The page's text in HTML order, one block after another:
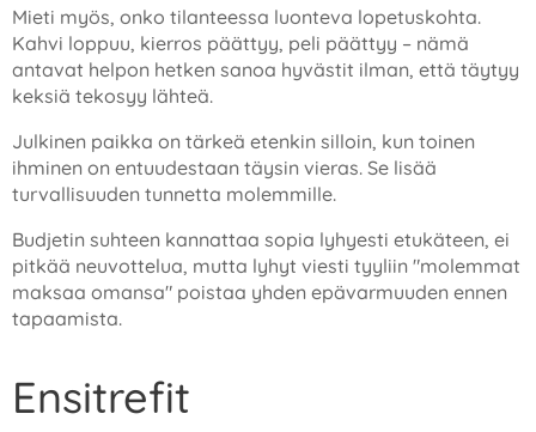
Mieti myös, onko tilanteessa luonteva lopetuskohta.
Kahvi loppuu, kierros päättyy, peli päättyy – nämä
antavat helpon hetken sanoa hyvästit ilman, että täytyy
keksiä tekosyy lähteä.
Julkinen paikka on tärkeä etenkin silloin, kun toinen
ihminen on entuudestaan täysin vieras. Se lisää
turvallisuuden tunnetta molemmille.
Budjetin suhteen kannattaa sopia lyhyesti etukäteen, ei
pitkää neuvottelua, mutta lyhyt viesti tyyliin "molemmat
maksaa omansa" poistaa yhden epävarmuuden ennen
tapaamista.
Ensitrefit